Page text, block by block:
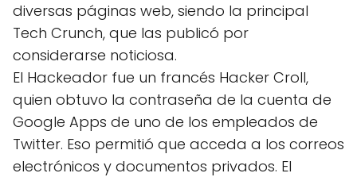
diversas páginas web, siendo la principal
Tech Crunch, que las publicó por
considerarse noticiosa.
El Hackeador fue un francés Hacker Croll,
quien obtuvo la contraseña de la cuenta de
Google Apps de uno de los empleados de
Twitter. Eso permitió que acceda a los correos
electrónicos y documentos privados. El